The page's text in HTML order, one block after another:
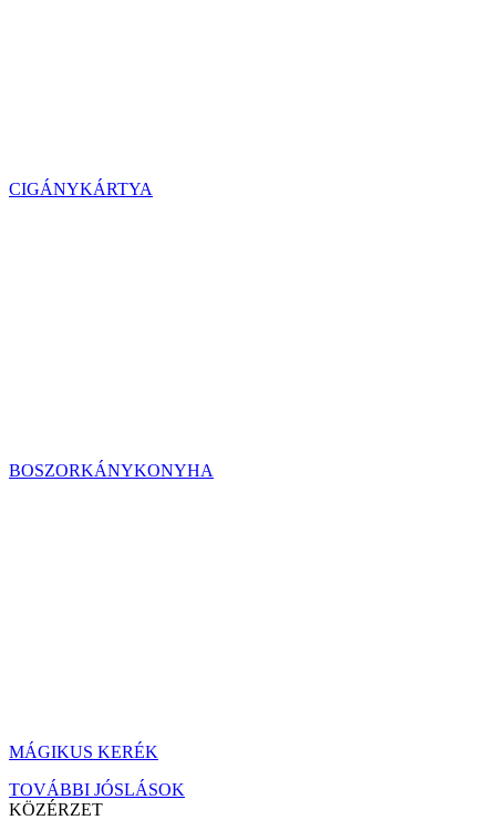
CIGÁNYKÁRTYA
BOSZORKÁNYKONYHA
MÁGIKUS KERÉK
TOVÁBBI JÓSLÁSOK
KÖZÉRZET